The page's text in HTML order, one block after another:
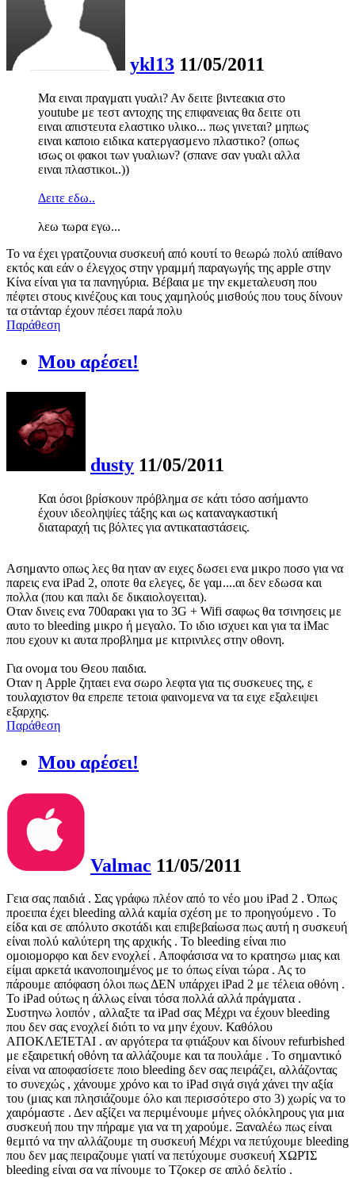
ykl13 11/05/2011
Μα ειναι πραγματι γυαλι? Αν δειτε βιντεακια στο
youtube με τεστ αντοχης της επιφανειας θα δειτε οτι
ειναι απιστευτα ελαστικο υλικο... πως γινεται? μηπως
ειναι καποιο ειδικα κατεργασμενο πλαστικο? (οπως
ισως οι φακοι των γυαλιων? (σπανε σαν γυαλι αλλα
ειναι πλαστικοι..))
Δειτε εδω..
λεω τωρα εγω...
Το να έχει γρατζουνια συσκευή από κουτί το θεωρώ πολύ απίθανο
εκτός και εάν ο έλεγχος στην γραμμή παραγωγής της apple στην
Κίνα είναι για τα πανηγύρια. Βέβαια με την εκμεταλευση που
πέφτει στους κινέζους και τους χαμηλούς μισθούς που τους δίνουν
τα στάνταρ έχουν πέσει παρά πολυ
Παράθεση
Μου αρέσει!
dusty 11/05/2011
Και όσοι βρίσκουν πρόβλημα σε κάτι τόσο ασήμαντο
έχουν ιδεοληψίες τάξης και ως καταναγκαστική
διαταραχή τις βόλτες για αντικαταστάσεις.
Ασημαντο οπως λες θα ηταν αν ειχες δωσει ενα μικρο ποσο για να
παρεις ενα iPad 2, οποτε θα ελεγες, δε γαμ....αι δεν εδωσα και
πολλα (που και παλι δε δικαιολογειται).
Οταν δινεις ενα 700αρακι για το 3G + Wifi σαφως θα τσινησεις με
αυτο το bleeding μικρο ή μεγαλο. Το ιδιο ισχυει και για τα iMac
που εχουν κι αυτα προβλημα με κιτρινιλες στην οθονη.
Για ονομα του Θεου παιδια.
Οταν η Apple ζηταει ενα σωρο λεφτα για τις συσκευες της, ε
τουλαχιστον θα επρεπε τετοια φαινομενα να τα ειχε εξαλειψει
εξαρχης.
Παράθεση
Μου αρέσει!
Valmac 11/05/2011
Γεια σας παιδιά . Σας γράφω πλέον από το νέο μου iPad 2 . Όπως
προειπα έχει bleeding αλλά καμία σχέση με το προηγούμενο . Το
είδα και σε απόλυτο σκοτάδι και επιβεβαίωσα πως αυτή η συσκευή
είναι πολύ καλύτερη της αρχικής . Το bleeding είναι πιο
ομοιομορφο και δεν ενοχλεί . Αποφάσισα να το κρατησω μιας και
είμαι αρκετά ικανοποιημένος με το όπως είναι τώρα . Ας το
πάρουμε απόφαση όλοι πως ΔΕΝ υπάρχει iPad 2 με τέλεια οθόνη .
Το iPad ούτως η άλλως είναι τόσα πολλά αλλά πράγματα .
Συστηνω λοιπόν , αλλαξτε τα iPad σας Μέχρι να έχουν bleeding
που δεν σας ενοχλεί διότι το να μην έχουν. Καθόλου
ΑΠΟΚΛΕΊΕΤΑΙ . αν αργότερα τα φτιάξουν και δίνουν refurbished
με εξαιρετική οθόνη τα αλλάζουμε και τα πουλάμε . Το σημαντικό
είναι να αποφασίσετε ποιο bleeding δεν σας πειράζει, αλλάζοντας
το συνεχώς , χάνουμε χρόνο και το iPad σιγά σιγά χάνει την αξία
του (μιας και πλησιάζουμε όλο και περισσότερο στο 3) χωρίς να το
χαιρόμαστε . Δεν αξίζει να περιμένουμε μήνες ολόκληρους για μια
συσκευή που την πήραμε για να τη χαρούμε. Ξαναλέω πως είναι
θεμιτό να την αλλάζουμε τη συσκευή Μέχρι να πετύχουμε bleeding
που δεν μας πειραζουμε γιατί να πετύχουμε συσκευή ΧΩΡΊΣ
bleeding είναι σα να πίνουμε το Τζοκερ σε απλό δελτίο .